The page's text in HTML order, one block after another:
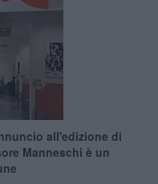
all'edizione di
Manneschi è un